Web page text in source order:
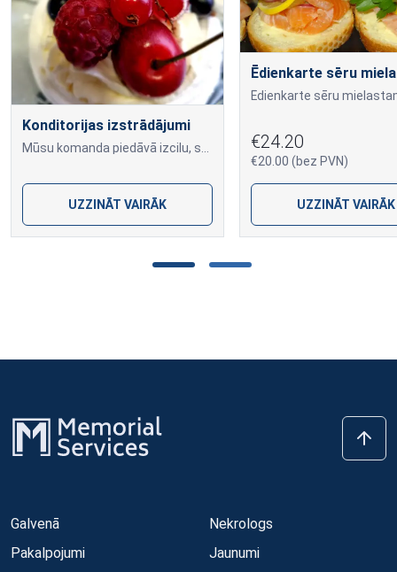
Konditorijas izstrādājumi
Mūsu komanda piedāvā izcilu, svaigi ceptu konditoriju, kas tiek gatavota pēc individuālā pasūtījuma.
UZZINĀT VAIRĀK
Ēdienkarte sēru
€24.20
€20.00 (bez PVN)
UZZINĀT VAIRĀK
Galvenā
Pakalpojumi
Nekrologs
Jaunumi